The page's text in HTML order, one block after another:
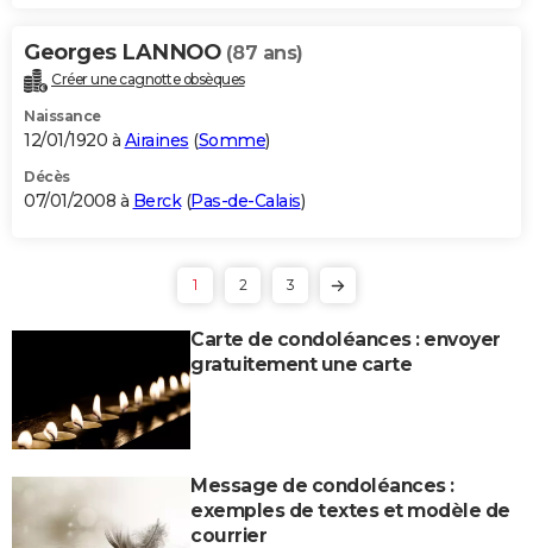
Georges LANNOO (87 ans)
Créer une cagnotte obsèques
Naissance
12/01/1920 à Airaines (Somme)
Décès
07/01/2008 à Berck(Pas-de-Calais)
1 2 3
Carte de condoléances : envoyer
gratuitement une carte
Message de condoléances :
exemples de textes et modèle de
courrier